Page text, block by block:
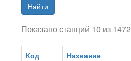
Найти
Показано станций 10 из 1472
Код Название